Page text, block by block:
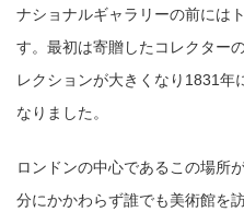
ナショナルギャラリーの前には
す。最初は寄贈したコレクター
レクションが大きくなり1831年
なりました。
ロンドンの中心であるこの場所
分にかかわらず誰でも美術館を